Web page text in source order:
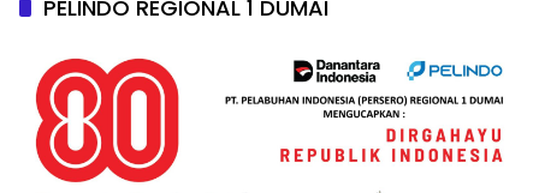
PELINDO REGIONAL 1 DUMAI